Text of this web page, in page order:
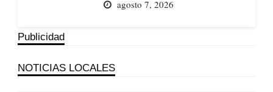
agosto 7, 2026
Publicidad
NOTICIAS LOCALES